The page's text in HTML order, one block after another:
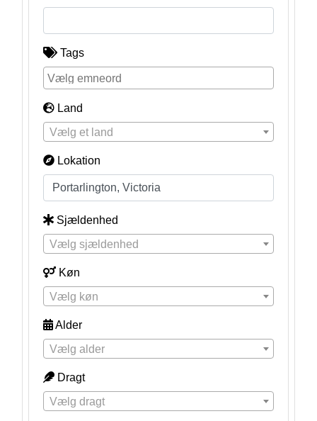
Tags
Land
Vælg et land
Lokation
Sjældenhed
Vælg sjældenhed
Køn
Vælg køn
Alder
Vælg alder
Dragt
Vælg dragt